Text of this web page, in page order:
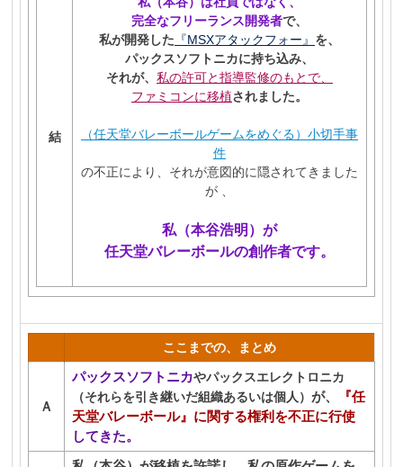
結
完全なフリーランス開発者で、
私が開発した 『MSXアタックフォー』 を、
パックスソフトニカに持ち込み、
それが、 私の許可と指導監修のもとで、
ファミコンに移植されました。
（任天堂バレーボールゲームをめぐる）小切手事
件
の不正により、それが意図的に隠されてきました
が 、
私（本谷浩明）が
任天堂バレーボールの創作者です。
ここまでの、まとめ
Ａ
パックスソフトニカやパックスエレクトロニカ
（それらを引き継いだ組織あるいは個人） が、
『任
天堂バレーボール』に関する権利を不正に行使
してきた。